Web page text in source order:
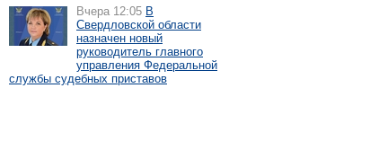
Вчера 12:05 В
Свердловской области
назначен новый
руководитель главного
управления Федеральной
службы судебных приставов